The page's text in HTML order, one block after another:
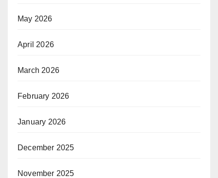
May 2026
April 2026
March 2026
February 2026
January 2026
December 2025
November 2025